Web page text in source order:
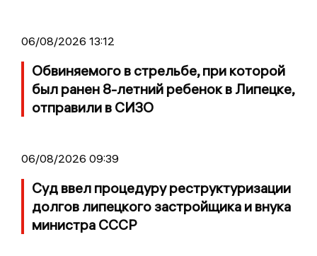
06/08/2026 13:12
Обвиняемого в стрельбе, при которой
был ранен 8-летний ребенок в Липецке,
отправили в СИЗО
06/08/2026 09:39
Суд ввел процедуру реструктуризации
долгов липецкого застройщика и внука
министра СССР